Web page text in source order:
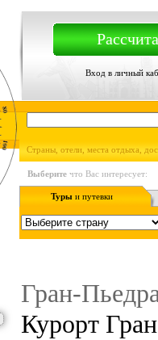
Вход в личный
Страны, отели, места отдыха,
Выберите что Вас интересует:
Туры и путевки
Гран-
Курорт